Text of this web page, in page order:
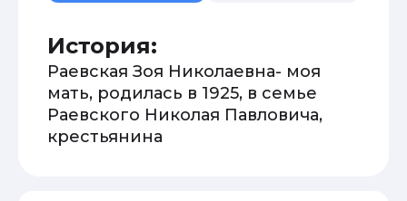
История:
Раевская Зоя Николаевна- моя
мать, родилась в 1925, в семье
Раевского Николая Павловича,
крестьянина